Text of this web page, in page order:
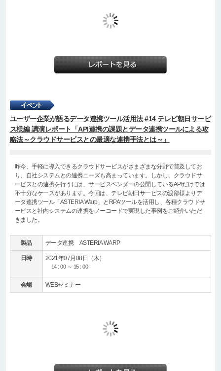
ユーザー企業が語るデータ連携ツール活用法 #14 テレビ朝日サービ
ス様編 講演レポート「API連携の課題とデータ連携ツールによる攻
略法～クラウドサービスとの最適な連携手法とは～」
昨今、手軽に導入できるクラウドサービスがさまざまな分野で普及してお
り、自社システムとの連携ニーズも高まっています。しかし、クラウドサ
ービスとの連携を行うには、サービスベンダーの公開しているAPIだけでは
不十分なケースがあります。今回は、テレビ朝日サービスの渡部様よりデ
ータ連携ツール「ASTERIA Warp」とRPAツールを活用し、各種クラウドサ
ービスと社内システムの連携をノーコードで実現した事例をご紹介いただ
きました。
製品 データ連携 ASTERIA WARP
日時 2021年07月08日（木）
14 : 00 ～ 15 : 00
会場 WEBセミナー